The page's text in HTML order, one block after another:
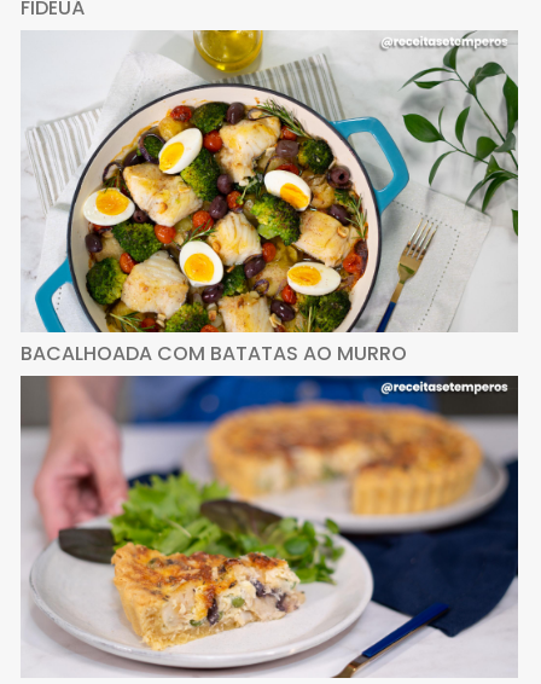
FIDEUÁ
BACALHOADA COM BATATAS AO MURRO